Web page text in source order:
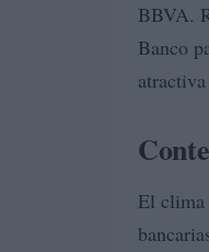
BBVA.
Banco
El clima